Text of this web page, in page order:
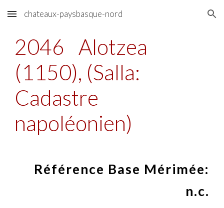
Skip to main content Skip to navigation
chateaux-paysbasque-nord
2046
Alotzea
(1150), (Salla:
Cadastre
napoléonien)
Référence Base Mérimée:
n.c.